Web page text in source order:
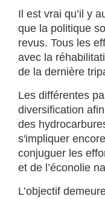
Il est vrai qu’il y
que la politique
revus. Tous les
avec la
de la dernière
Les différentes
diversification
des
s'impliquer
conjuguer les
et de l’éconolie
L’objectif